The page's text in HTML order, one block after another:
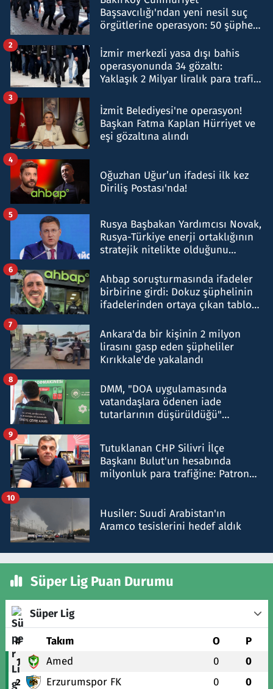
Başsavcılığı'ndan yeni nesil suç
örgütlerine operasyon: 50 şüpheli
İzmir merkezli yasa dışı bahis
operasyonunda 34 gözaltı:
Yaklaşık 2 Milyar liralık para trafiği
2
İzmit Belediyesi'ne operasyon!
Başkan Fatma Kaplan Hürriyet ve
eşi gözaltına alındı
3
Oğuzhan Uğur’un ifadesi ilk kez
Diriliş Postası'nda!
4
Rusya Başbakan Yardımcısı Novak,
Rusya-Türkiye enerji ortaklığının
stratejik nitelikte olduğunu
5
Ahbap soruşturmasında ifadeler
birbirine girdi: Dokuz şüphelinin
ifadelerinden ortaya çıkan tablo
6
Ankara'da bir kişinin 2 milyon
lirasını gasp eden şüpheliler
Kırıkkale'de yakalandı
7
DMM, "DOA uygulamasında
vatandaşlara ödenen iade
tutarlarının düşürüldüğü"
8
Tutuklanan CHP Silivri İlçe
Başkanı Bulut'un hesabında
milyonluk para trafiğine: Patron
9
Husiler: Suudi Arabistan'ın
Aramco tesislerini hedef aldık
10
Süper Lig Puan Durumu
Süper Lig
# Takım O P
1 Amed 0 0
2 Erzurumspor FK 0 0